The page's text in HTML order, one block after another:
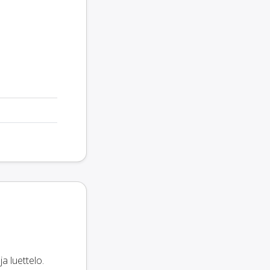
luettelo.